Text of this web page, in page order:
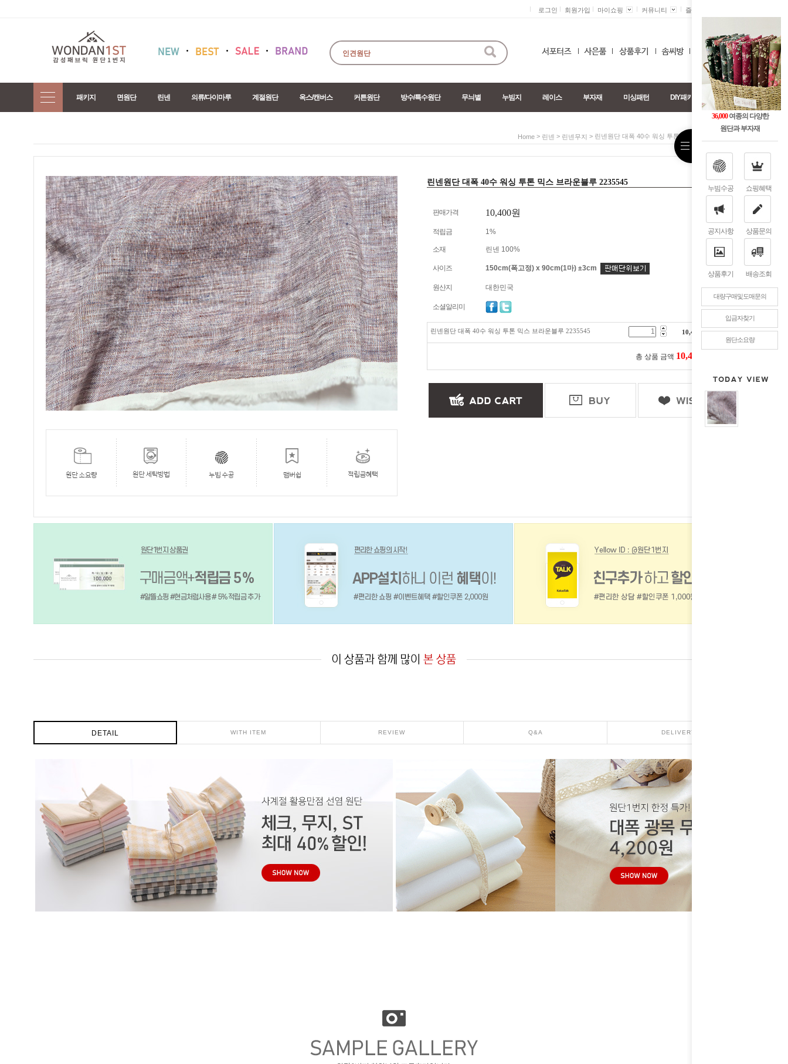
36,000여종의 다양한
원단과 부자재
누빔수공 쇼핑혜택
공지사항 상품문의
상품후기 배송조회
대량구매및도매문의
입금자찾기
원단소요량
로그인 회원가입 마이쇼핑 커뮤니티 즐겨찾기 +
0
패키지 면원단 린넨 의류/다이마루 계절원단 옥스/캔버스 커튼원단 방수/특수원단 무늬별 누빔지 레이스 부자재 미싱패턴 DIY패키지
Home > 린넨 > 린넨무지 > 린넨원단 대폭 40수 워싱 투톤 믹스 브라운블루 2235545
린넨원단 대폭 40수 워싱 투톤 믹스 브라운블루 2235545
판매가격 10,400원
적립금 1%
소재 린넨 100%
사이즈 150cm(폭고정) x 90cm(1마) ±3cm
원산지 대한민국
소셜알리미
린넨원단 대폭 40수 워싱 투톤 믹스 브라운블루 2235545 10,400 원
총 상품 금액 10,400
DETAIL WITH ITEM REVIEW Q&A DELIVERY